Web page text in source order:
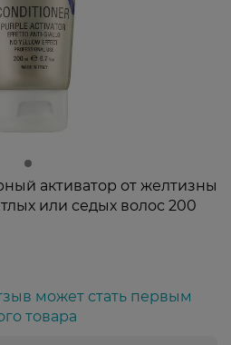
активатор от желтизны
или седых волос 200
может стать первым
товара